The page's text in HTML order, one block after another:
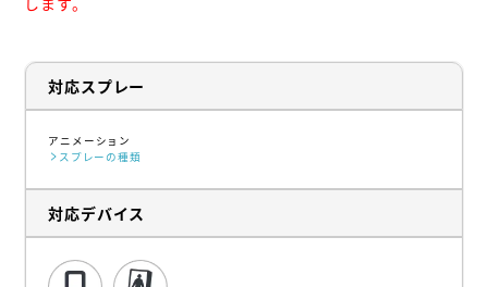
対応スプレー
アニメーション
スプレーの種類
対応デバイス